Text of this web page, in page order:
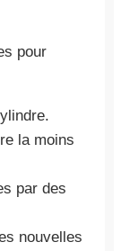
pour
la moins
par des
nouvelles